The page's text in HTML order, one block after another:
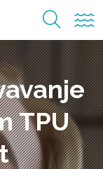
TPU